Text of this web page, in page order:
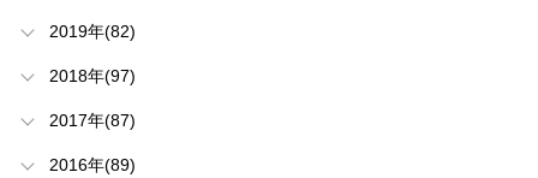
2019年(82)
2018年(97)
2017年(87)
2016年(89)